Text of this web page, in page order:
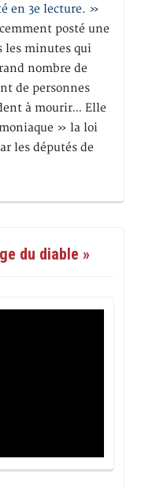
en 3e lecture. »
posté une
les minutes qui
nombre de
de personnes
à mourir… Elle
» la loi
les députés de
du diable »